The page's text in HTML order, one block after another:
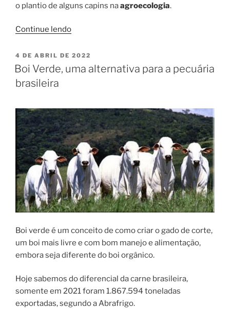
o plantio de alguns capins naagroecologia.
Continue lendo“A
do
Capim
pecuária
brasileira”
PUBLICADO
EM
4 DE ABRIL DE 2022
Boi Verde, uma alternativa para a pecuária
brasileira
Boi verde é um conceito de como criar o gado de corte,
um boi mais livre e com bom manejo e alimentação,
embora seja diferente do boi orgânico.
Hoje sabemos do diferencial da carne brasileira,
somente em 2021 foram 1.867.594 toneladas
exportadas, segundo a Abrafrigo.